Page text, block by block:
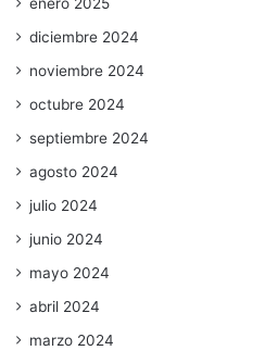
enero 2025
diciembre 2024
noviembre 2024
octubre 2024
septiembre 2024
agosto 2024
julio 2024
junio 2024
mayo 2024
abril 2024
marzo 2024